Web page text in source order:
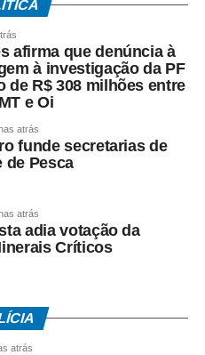
foi o estabelecimento
Município para a produção
da unidade prisional. Pela
disponibilizar materiais para
organizada e dentro
produtos de concreto.
posteriormente ser
de manutenção,
urbana e rural,
aproveitamento de mão de
ressocialização e
destacou que o Governo
que ofereçam
afirma que denúncia à
à investigação da PF
de R$ 308 milhões entre
e Oi
atrás
funde secretarias de
de Pesca
atrás
adia votação da
Críticos
atrás